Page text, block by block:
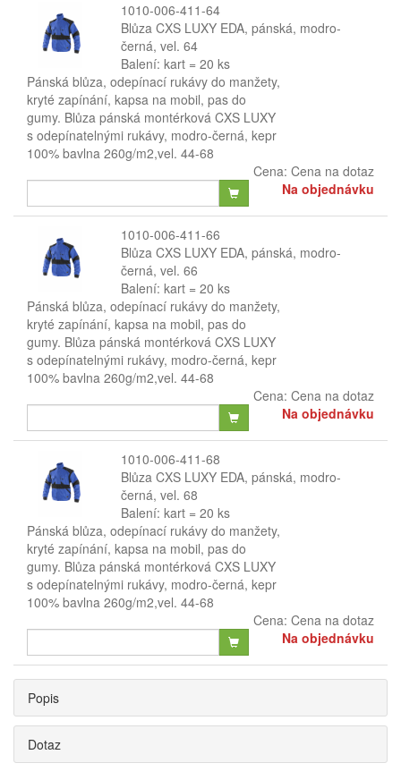
1010-006-411-64
Blůza CXS LUXY EDA, pánská, modro-
černá, vel. 64
Balení: kart = 20 ks
Pánská blůza, odepínací rukávy do manžety,
kryté zapínání, kapsa na mobil, pas do
gumy. Blůza pánská montérková CXS LUXY
s odepínatelnými rukávy, modro-černá, kepr
100% bavlna 260g/m2,vel. 44-68
Cena: Cena na dotaz
Na objednávku
1010-006-411-66
Blůza CXS LUXY EDA, pánská, modro-
černá, vel. 66
Balení: kart = 20 ks
Pánská blůza, odepínací rukávy do manžety,
kryté zapínání, kapsa na mobil, pas do
gumy. Blůza pánská montérková CXS LUXY
s odepínatelnými rukávy, modro-černá, kepr
100% bavlna 260g/m2,vel. 44-68
Cena: Cena na dotaz
Na objednávku
1010-006-411-68
Blůza CXS LUXY EDA, pánská, modro-
černá, vel. 68
Balení: kart = 20 ks
Pánská blůza, odepínací rukávy do manžety,
kryté zapínání, kapsa na mobil, pas do
gumy. Blůza pánská montérková CXS LUXY
s odepínatelnými rukávy, modro-černá, kepr
100% bavlna 260g/m2,vel. 44-68
Cena: Cena na dotaz
Na objednávku
Popis
Dotaz